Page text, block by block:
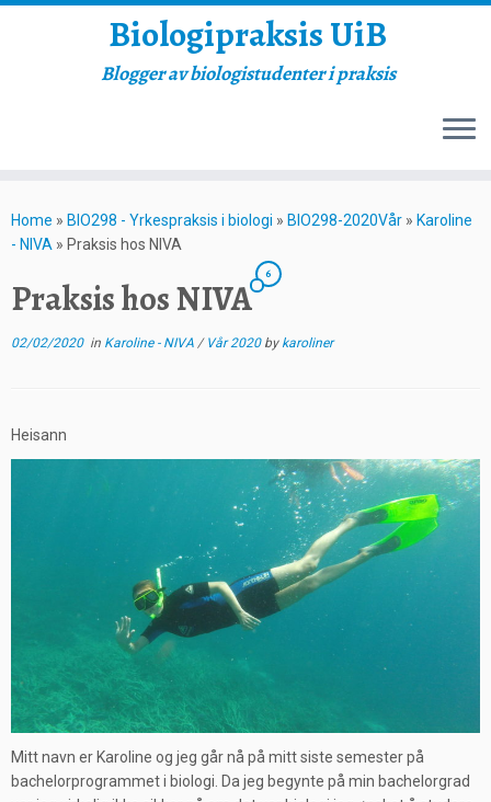
to
content
Biologipraksis UiB
Blogger av biologistudenter i praksis
Home » BIO298 - Yrkespraksis i biologi » BIO298-2020Vår » Karoline
- NIVA » Praksis hos NIVA
Praksis hos NIVA
6
02/02/2020in Karoline - NIVA / Vår 2020 by karoliner
Heisann
Mitt navn er Karoline og jeg går nå på mitt siste semester på
bachelorprogrammet i biologi. Da jeg begynte på min bachelorgrad